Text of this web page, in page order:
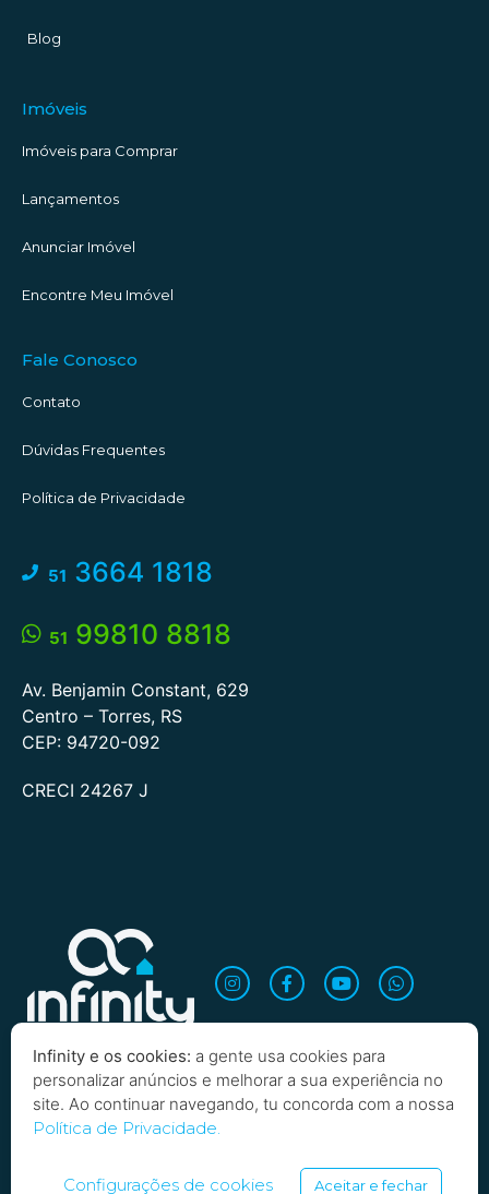
Quero saber mais!
Blog
Imóveis
Imóveis para Comprar
Lançamentos
Anunciar Imóvel
Encontre Meu Imóvel
Fale Conosco
Contato
Dúvidas Frequentes
Política de Privacidade
51 3664 1818
51 99810 8818
Av. Benjamin Constant, 629
Centro – Torres, RS
CEP: 94720-092
CRECI 24267 J
reservados
Infinity e os cookies: a gente usa cookies para
personalizar anúncios e melhorar a sua experiência no
site. Ao continuar navegando, tu concorda com a nossa
Política de Privacidade.
Configurações de cookies Aceitar e fechar